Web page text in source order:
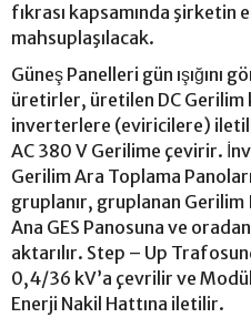
fıkrası kapsamında
mahsuplaşılacak.
Güneş Panelleri gün ışığını
üretirler, üretilen DC Gerilim
inverterlere (eviricilere)
AC 380 V Gerilime çevirir.
Gerilim Ara Toplama
gruplanır, gruplanan
Ana GES Panosuna ve
aktarılır. Step – Up
0,4/36 kV’a çevrilir ve
Enerji Nakil Hattına iletilir.